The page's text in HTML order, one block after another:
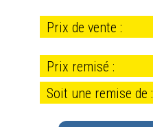
Prix de vente :
Prix remisé :
Soit une remise de :